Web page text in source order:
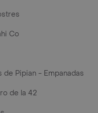
Co
de Pipian - Empanadas
de la 42